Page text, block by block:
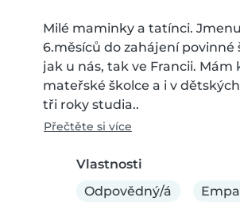
Milé maminky a tatínci.
6.měsíců do zahájení
jak u nás, tak ve Francii.
mateřské školce a i v
tři roky studia..
Přečtěte si více
Vlastnosti
Odpovědný/á